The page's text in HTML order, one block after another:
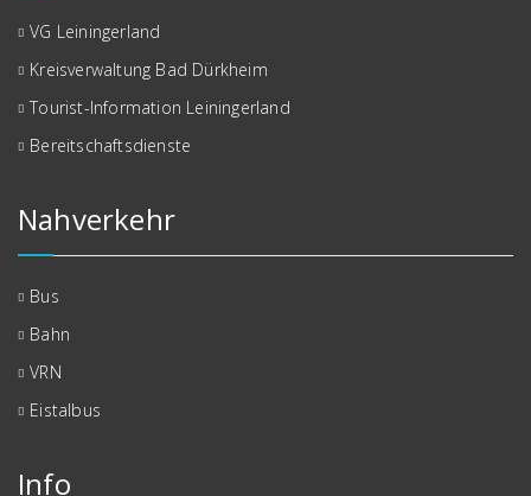
VG Leiningerland
Kreisverwaltung Bad Dürkheim
Tourist-Information Leiningerland
Bereitschaftsdienste
Nahverkehr
Bus
Bahn
VRN
Eistalbus
Info